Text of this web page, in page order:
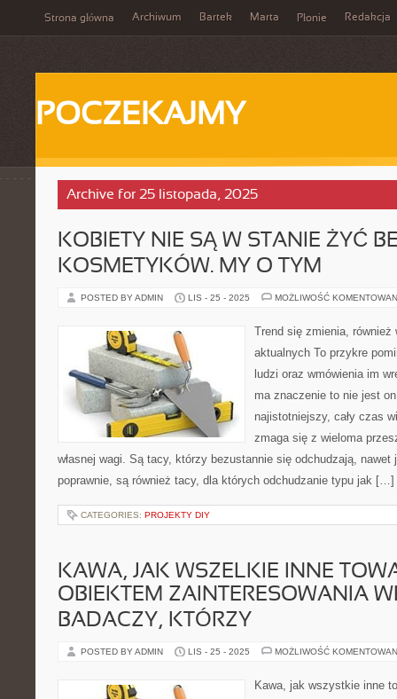
Strona główna Archiwum Bartek Marta Płonie Redakcja
POCZEKAJMY
Archive for 25 listopada, 2025
KOBIETY NIE SĄ W STANIE ŻYĆ
KOSMETYKÓW. MY O TYM
POSTED BY ADMIN LIS - 25 - 2025 MOŻLIWOŚĆ
Trend się zmienia,
aktualnych To przykre
ludzi oraz wmówienia im
ma znaczenie to nie jest
najistotniejszy, cały czas
zmaga się z wieloma
własnej wagi. Są tacy, którzy bezustannie się odchudzają,
poprawnie, są również tacy, dla których odchudzanie typu jak […]
CATEGORIES: PROJEKTY DIY
KAWA, JAK WSZELKIE INNE
OBIEKTEM ZAINTERESOWANIA
BADACZY, KTÓRZY
POSTED BY ADMIN LIS - 25 - 2025 MOŻLIWOŚĆ
Kawa, jak wszystkie inne